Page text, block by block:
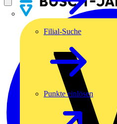
Filial-Suche
Punkte einlösen